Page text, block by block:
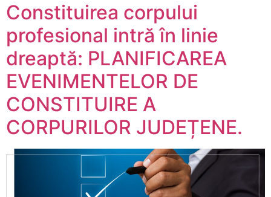
Constituirea corpului
profesional intră în linie
dreaptă: PLANIFICAREA
EVENIMENTELOR DE
CONSTITUIRE A
CORPURILOR JUDEȚENE.